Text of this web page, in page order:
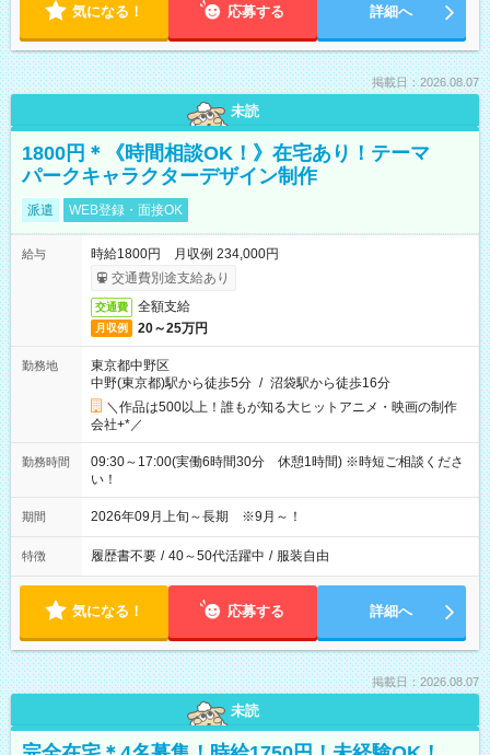
気になる！ 応募する 詳細へ
掲載日：2026.08.07
未読
1800円＊《時間相談OK！》在宅あり！テーマ
パークキャラクターデザイン制作
派遣 WEB登録・面接OK
給与
時給1800円 月収例 234,000円
交通費別途支給あり
交通費 全額支給
月収例 20～25万円
勤務地
東京都中野区
中野(東京都)駅から徒歩5分 / 沼袋駅から徒歩16分
＼作品は500以上！誰もが知る大ヒットアニメ・映画の制作
会社+*／
勤務時間
09:30～17:00(実働6時間30分 休憩1時間) ※時短ご相談くださ
い！
期間 2026年09月上旬～長期 ※9月～！
特徴 履歴書不要 / 40～50代活躍中 / 服装自由
気になる！ 応募する 詳細へ
掲載日：2026.08.07
未読